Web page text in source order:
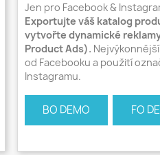
Jen pro Facebook &
Exportujte váš katalog
vytvořte dynamické
Product Ads).
od Facebooku a použití
Instagramu.
BO DEMO FO